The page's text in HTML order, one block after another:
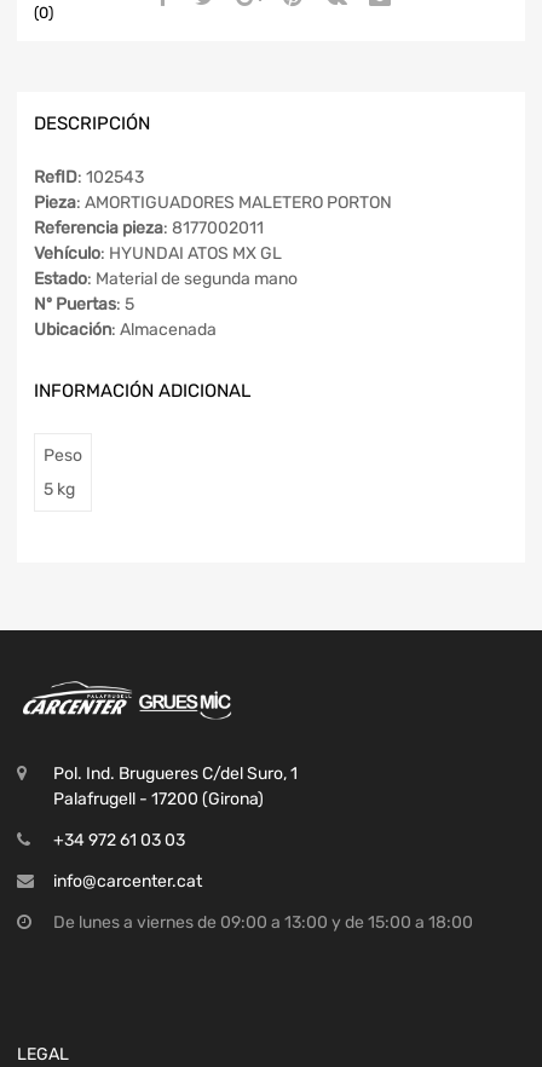
(0)
DESCRIPCIÓN
RefID: 102543
Pieza: AMORTIGUADORES MALETERO PORTON
Referencia pieza: 8177002011
Vehículo: HYUNDAI ATOS MX GL
Estado: Material de segunda mano
Nº Puertas: 5
Ubicación: Almacenada
INFORMACIÓN ADICIONAL
Peso
5 kg
Pol. Ind. Brugueres C/del Suro, 1
Palafrugell - 17200 (Girona)
+34 972 61 03 03
info@carcenter.cat
De lunes a viernes de 09:00 a 13:00 y de 15:00 a 18:00
LEGAL